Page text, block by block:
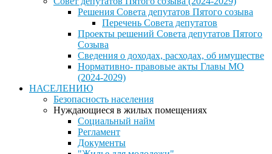
Решения Совета депутатов Пятого созыва
Перечень Совета депутатов
Проекты решений Совета депутатов Пятого
Созыва
Сведения о доходах, расходах, об имуществе
Нормативно- правовые акты Главы МО
(2024-2029)
НАСЕЛЕНИЮ
Безопасность населения
Нуждающиеся в жилых помещениях
Социальный найм
Регламент
Документы